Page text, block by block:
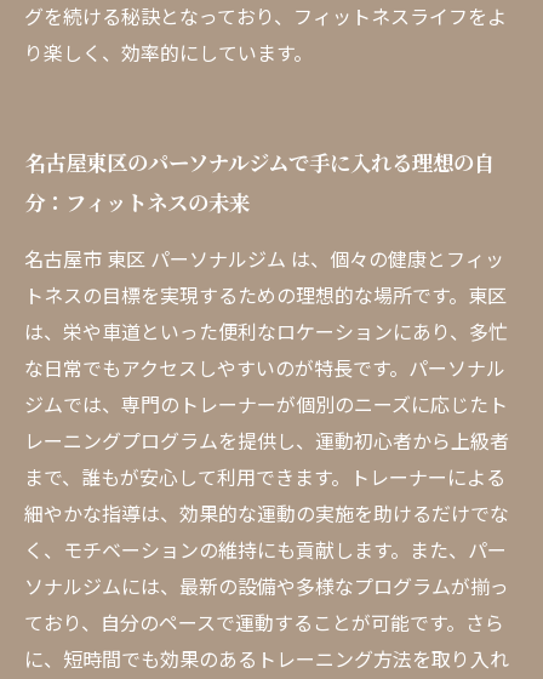
グを続ける秘訣となっており、フィットネスライフをよ
り楽しく、効率的にしています。
名古屋東区のパーソナルジムで手に入れる理想の自
分：フィットネスの未来
名古屋市 東区 パーソナルジム は、個々の健康とフィッ
トネスの目標を実現するための理想的な場所です。東区
は、栄や車道といった便利なロケーションにあり、多忙
な日常でもアクセスしやすいのが特長です。パーソナル
ジムでは、専門のトレーナーが個別のニーズに応じたト
レーニングプログラムを提供し、運動初心者から上級者
まで、誰もが安心して利用できます。トレーナーによる
細やかな指導は、効果的な運動の実施を助けるだけでな
く、モチベーションの維持にも貢献します。また、パー
ソナルジムには、最新の設備や多様なプログラムが揃っ
ており、自分のペースで運動することが可能です。さら
に、短時間でも効果のあるトレーニング方法を取り入れ